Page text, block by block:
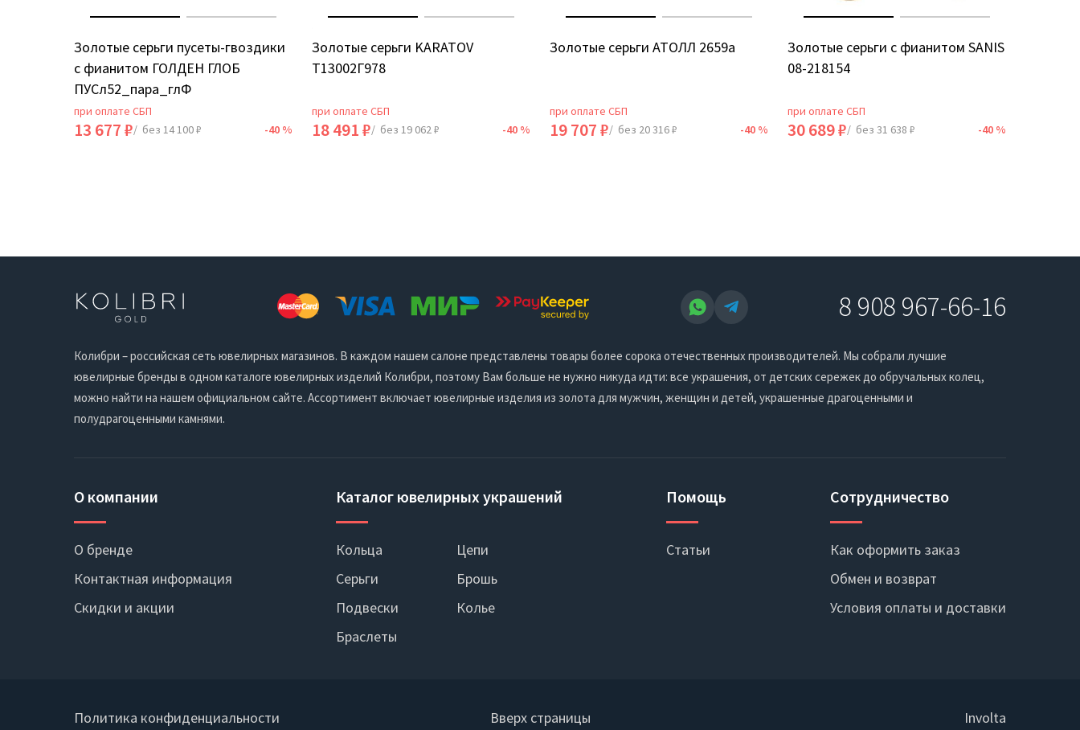
Золотые серьги пусеты-гвоздики
с фианитом ГОЛДЕН ГЛОБ
ПУСл52_пара_глФ
при оплате СБП
13 677 ₽/ без 14 100 ₽ -40 %
Золотые серьги KARATOV
Т13002Г978
при оплате СБП
18 491 ₽/ без 19 062 ₽ -40 %
Золотые серьги АТОЛЛ 2659а
при оплате СБП
19 707 ₽/ без 20 316 ₽ -40 %
Золотые серьги с фианитом SANIS
08-218154
при оплате СБП
30 689 ₽/ без 31 638 ₽ -40 %
8 908 967-66-16
Колибри – российская сеть ювелирных магазинов. В каждом нашем салоне представлены товары более сорока отечественных производителей. Мы собрали лучшие
ювелирные бренды в одном каталоге ювелирных изделий Колибри, поэтому Вам больше не нужно никуда идти: все украшения, от детских сережек до обручальных колец,
можно найти на нашем официальном сайте. Ассортимент включает ювелирные изделия из золота для мужчин, женщин и детей, украшенные драгоценными и
полудрагоценными камнями.
О компании
О бренде
Контактная информация
Скидки и акции
Каталог ювелирных украшений
Кольца
Серьги
Подвески
Браслеты
Цепи
Брошь
Колье
Помощь
Статьи
Сотрудничество
Как оформить заказ
Обмен и возврат
Условия оплаты и доставки
Политика конфиденциальности Вверх страницы Involta